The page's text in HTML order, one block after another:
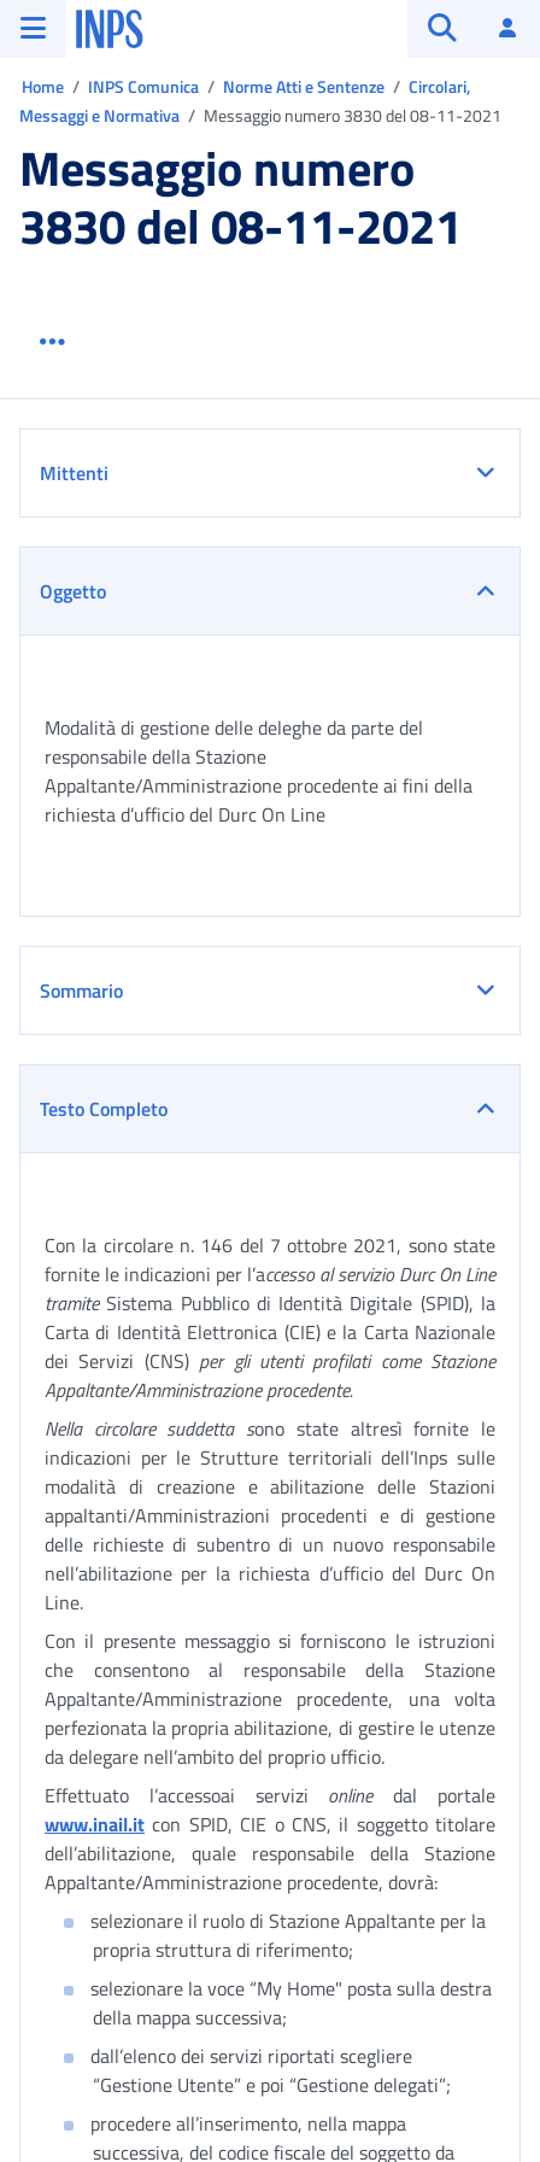
Vai al menu principale
Vai al contenuto principale
Vai al pie' di pagina
INPS ()
Home INPS Comunica Norme Atti e Sentenze
Circolari,
Messaggi e Normativa
Messaggio numero 3830 del 08-11-2021
Messaggio numero
3830 del 08-11-2021
Mittenti
Oggetto
Modalità di gestione delle deleghe da parte del
responsabile della Stazione
Appaltante/Amministrazione procedente ai fini della
richiesta d’ufficio del Durc On Line
Sommario
Testo Completo
Con la circolare n. 146 del 7 ottobre 2021, sono state
fornite le indicazioni per l’accesso al servizio Durc On Line
tramiteSistema Pubblico di Identità Digitale (SPID), la
Carta di Identità Elettronica (CIE) e la Carta Nazionale
dei Servizi (CNS) per gli utenti profilati come Stazione
Appaltante/Amministrazione procedente.
Nella circolare suddetta sono state altresì fornite le
indicazioni per le Strutture territoriali dell’Inps sulle
modalità di creazione e abilitazione delle Stazioni
appaltanti/Amministrazioni procedenti e di gestione
delle richieste di subentro di un nuovo responsabile
nell’abilitazione per la richiesta d’ufficio del Durc On
Line.
Con il presente messaggio si forniscono le istruzioni
che consentono al responsabile della Stazione
Appaltante/Amministrazione procedente, una volta
perfezionata la propria abilitazione, di gestire le utenze
da delegare nell’ambito del proprio ufficio.
Effettuato l’accessoai servizi onlinedal portale
www.inail.it con SPID, CIE o CNS, il soggetto titolare
dell’abilitazione, quale responsabile della Stazione
Appaltante/Amministrazione procedente, dovrà:
selezionare il ruolo di Stazione Appaltante per la
propria struttura di riferimento;
selezionare la voce “My Home" posta sulla destra
della mappa successiva;
dall’elenco dei servizi riportati scegliere
“Gestione Utente” e poi “Gestione delegati”;
procedere all’inserimento, nella mappa
successiva, del codice fiscale del soggetto da